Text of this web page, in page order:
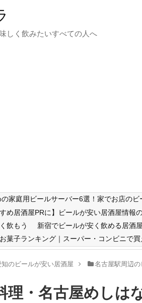
しく飲みたいすべての人へ
家庭用ビールサーバー6選！家でお店のビ
め居酒屋PRに】ビールが安い居酒屋情報
飲もう
新宿でビールが安く飲める居酒
菓子ランキング｜スーパー・コンビニで
知のビールが安い居酒屋 名古屋駅周辺
理・名古屋めしは